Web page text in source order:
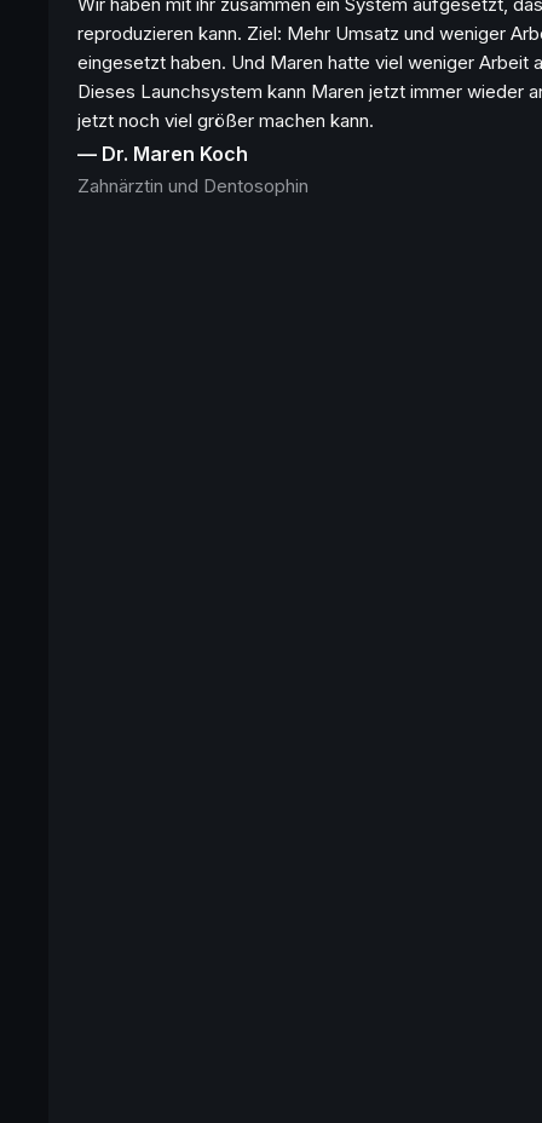
reproduzieren kann. Ziel: Mehr Umsatz und weniger
eingesetzt haben. Und Maren hatte viel weniger Arbeit
Dieses Launchsystem kann Maren jetzt immer wieder
jetzt noch viel größer machen kann.
— Dr. Maren Koch
Zahnärztin und Dentosophin